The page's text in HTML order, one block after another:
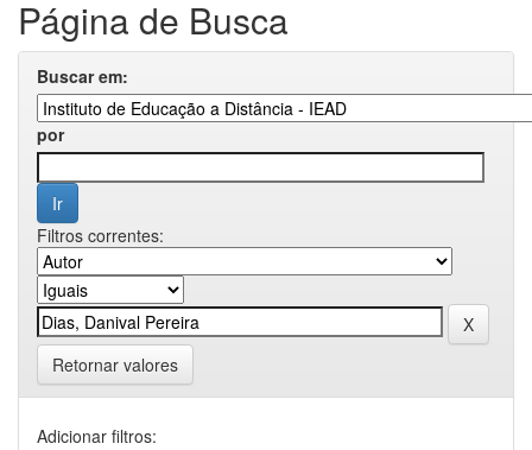
Página de Busca
Buscar em:
por
Filtros correntes:
Retornar valores
Adicionar filtros: